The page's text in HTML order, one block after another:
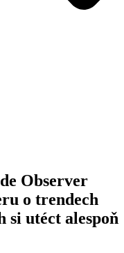
Observer
o trendech
si utéct alespoň